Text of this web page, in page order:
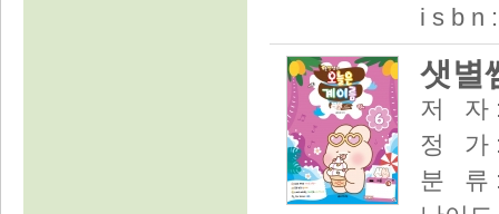
i s b n
샛별
저 자
정 가
분 류